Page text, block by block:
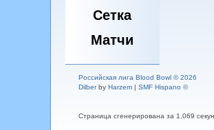
Сетка
Матчи
Российская лига Blood Bowl © 2026
Dilberby Harzem| SMF Hispano ©
Страница сгенерирована за 1.069